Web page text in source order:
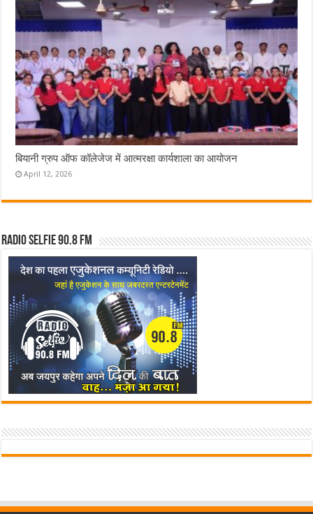
बियानी ग्रुप ऑफ कॉलेजेज में आत्मरक्षा कार्यशाला का आयोजन
April 12, 2026
Radio Selfie 90.8 FM